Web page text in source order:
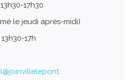
17h30
le jeudi après-midi)
17h